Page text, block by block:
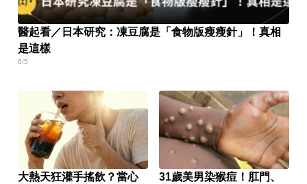
醫起看／日本研究：凍豆腐是「食物版瘦瘦針」！真相
是這樣
6/5
大熱天狂灌手搖飲？當心
31歲美男染猴痘！肛門、